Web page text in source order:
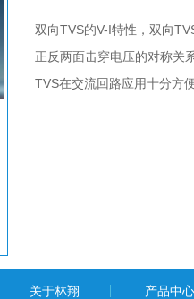
双向TVS的V-I特性，双向
正反两面击穿电压的对称关
TVS在交流回路应用十分方
关于林翔 产品中心